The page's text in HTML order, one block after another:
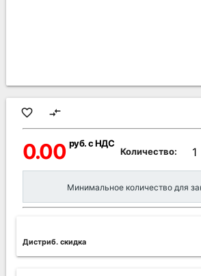
favorite_border compare_arrows
0.00 руб. с НДС
Количество:
Минимальное количество для
Дистриб. скидка